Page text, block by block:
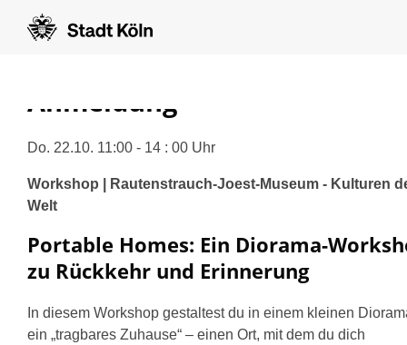
Anmeldung
Do. 22.10. 11:00 - 14 : 00 Uhr
Workshop | Rautenstrauch-Joest-Museum - Kulturen
Welt
Portable Homes: Ein Diorama-
zu Rückkehr und Erinnerung
In diesem Workshop gestaltest du in einem kleinen
ein „tragbares Zuhause“ – einen Ort, mit dem du dich